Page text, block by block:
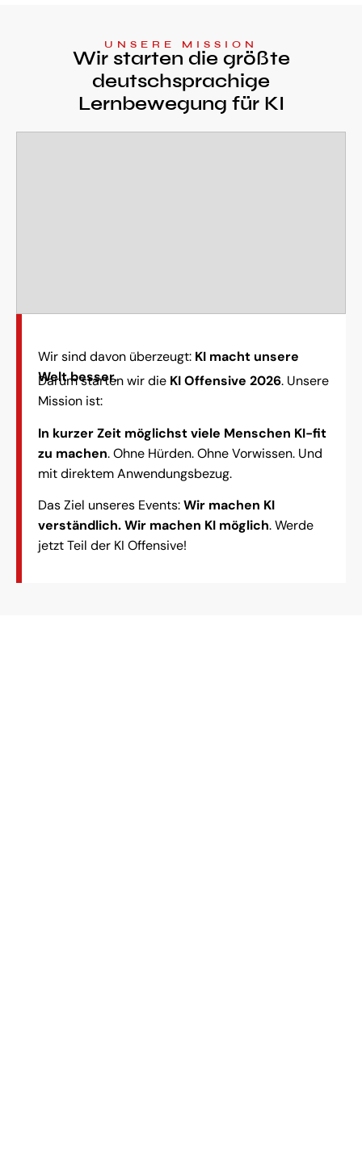
UNSERE MISSION
Wir starten die größte
deutschsprachige
Lernbewegung für KI
Wir sind davon überzeugt: KI macht unsere
Welt besser.
Darum starten wir die KI Offensive 2026. Unsere
Mission ist:
In kurzer Zeit möglichst viele Menschen KI-fit
zu machen. Ohne Hürden. Ohne Vorwissen. Und
mit direktem Anwendungsbezug.
Das Ziel unseres Events:Wir machen KI
verständlich. Wir machen KI möglich. Werde
jetzt Teil der KI Offensive!